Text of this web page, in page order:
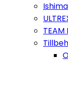
TEAM